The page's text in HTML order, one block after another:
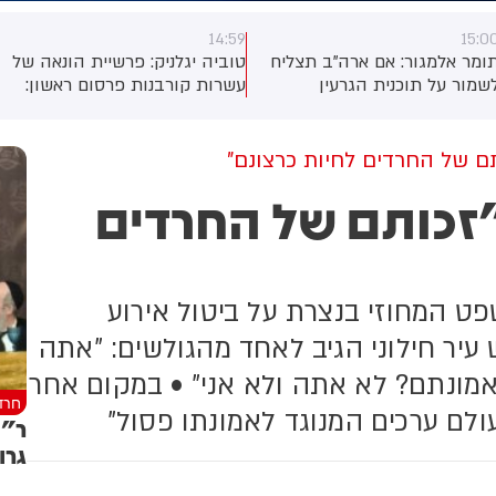
אלמגור: אם ארה"ב תצליח
על תוכנית הגרעין
להיות נכון יותר להאריך את
זמן, כך לפי גורמים
הם הוסיפו כי טראמפ
צפוי גם להסיר את המצור הצבאי
14:59
טוביה יגלניק: פרשיית הונאה של
עשרות קורבנות פרסום ראשון:
קורבנות - באמצעות פשיעה
במשטרה. עוד פרטים בהמשך
של החרדים לחיות כרצונם"
של החרדים
המחוזי בנצרת על ביטול אירוע
לציבור החרדי, גררה גל תגובות • ראש עיר חילוני הגיב לאחד מהגולשים: "‏‎אתה
לא אתה ולא אני" • במקום אחר
ערכים המנוגד לאמונתו פסול"